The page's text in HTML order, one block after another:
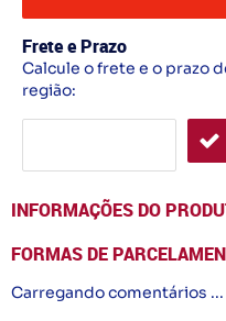
Frete e Prazo
Calcule o frete e o prazo
região:
INFORMAÇÕES DO
FORMAS DE
Carregando comentários ...